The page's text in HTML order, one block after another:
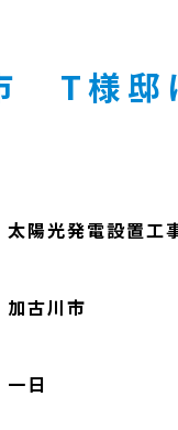
T様邸
陽光発電設置工
川市
日